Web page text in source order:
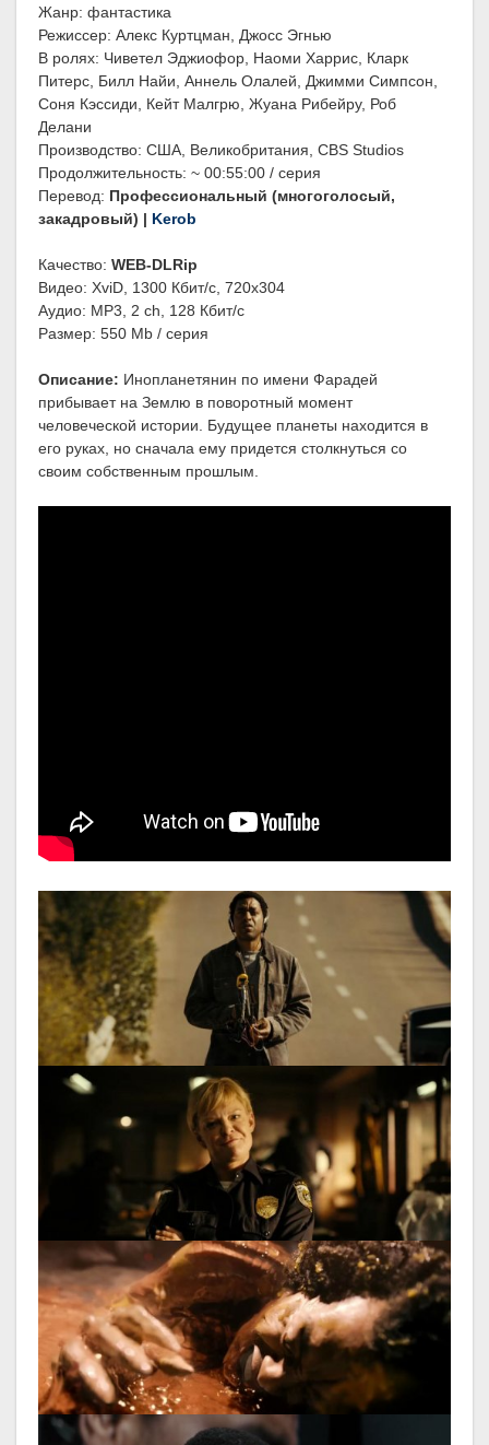
Жанр: фантастика
Режиссер: Алекс Куртцман, Джосс Эгнью
В ролях: Чиветел Эджиофор, Наоми Харрис, Кларк
Питерс, Билл Найи, Аннель Олалей, Джимми Симпсон,
Соня Кэссиди, Кейт Малгрю, Жуана Рибейру, Роб
Делани
Производство: США, Великобритания, CBS Studios
Продолжительность: ~ 00:55:00 / серия
Перевод: Профессиональный (многоголосый,
закадровый) | Kerob
Качество: WEB-DLRip
Видео: XviD, 1300 Кбит/с, 720x304
Аудио: MP3, 2 ch, 128 Кбит/с
Размер: 550 Mb / серия
Описание: Инопланетянин по имени Фарадей
прибывает на Землю в поворотный момент
человеческой истории. Будущее планеты находится в
его руках, но сначала ему придется столкнуться со
своим собственным прошлым.